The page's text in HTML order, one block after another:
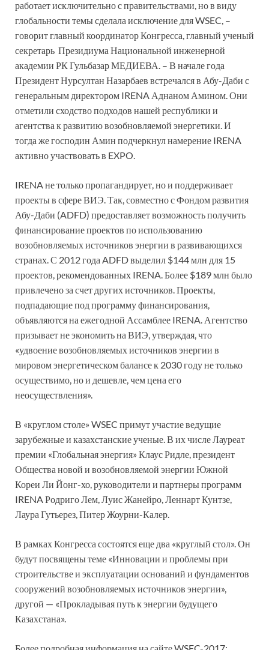
работает исключительно с правительствами, но в виду
глобальности темы сделала исключение для WSEC, –
говорит главный координатор Конгресса, главный ученый
секретарь Президиума Национальной инженерной
академии РК Гульбазар МЕДИЕВА. – В начале года
Президент Нурсултан Назарбаев встречался в Абу-Даби с
генеральным директором IRENA Аднаном Амином. Они
отметили сходство подходов нашей республики и
агентства к развитию возобновляемой энергетики. И
тогда же господин Амин подчеркнул намерение IRENA
активно участвовать в EXPO.
IRENA не только пропагандирует, но и поддерживает
проекты в сфере ВИЭ. Так, совместно с Фондом развития
Абу-Даби (ADFD) предоставляет возможность получить
финансирование проектов по использованию
возобновляемых источников энергии в развивающихся
странах. С 2012 года ADFD выделил $144 млн для 15
проектов, рекомендованных IRENA. Более $189 млн было
привлечено за счет других источников. Проекты,
подпадающие под программу финансирования,
объявляются на ежегодной Ассамблее IRENA. Агентство
призывает не экономить на ВИЭ, утверждая, что
«удвоение возобновляемых источников энергии в
мировом энергетическом балансе к 2030 году не только
осуществимо, но и дешевле, чем цена его
неосуществления».
В «круглом столе» WSEC примут участие ведущие
зарубежные и казахстанские ученые. В их числе Лауреат
премии «Глобальная энергия» Клаус Ридле, президент
Общества новой и возобновляемой энергии Южной
Кореи Ли Йонг-хо, руководители и партнеры программ
IRENA Родриго Лем, Луис Жанейро, Леннарт Кунтзе,
Лаура Гутьерез, Питер Жоурни-Калер.
В рамках Конгресса состоятся еще два «круглый стол». Он
будут посвящены теме «Инновации и проблемы при
строительстве и эксплуатации оснований и фундаментов
сооружений возобновляемых источников энергии»,
другой — «Прокладывая путь к энергии будущего
Казахстана».